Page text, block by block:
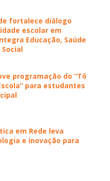
fortalece diálogo
escolar em
Educação, Saúde
programação do “Tô
para estudantes
em Rede leva
e inovação para